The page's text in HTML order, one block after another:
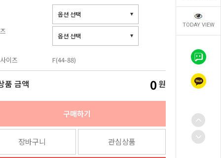
TODAY VIEW
이즈 F(44-88)
품 금액 0 원
구매하기
장바구니 관심상품